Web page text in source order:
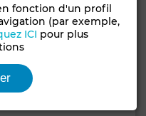
fonction d'un profil
(par exemple,
ICI pour plus